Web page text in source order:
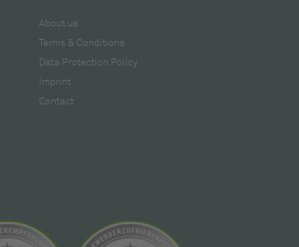
About us
Terms & Conditions
Data Protection Policy
Imprint
Contact